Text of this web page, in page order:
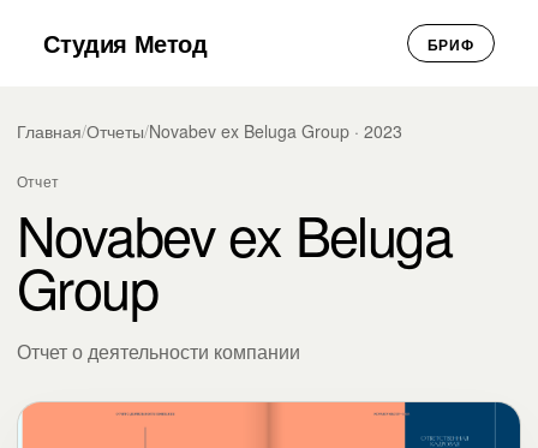
Студия Метод БРИФ
Главная/Отчеты/Novabev ex Beluga Group · 2023
Отчет
Novabev ex Beluga
Group
Отчет о деятельности компании